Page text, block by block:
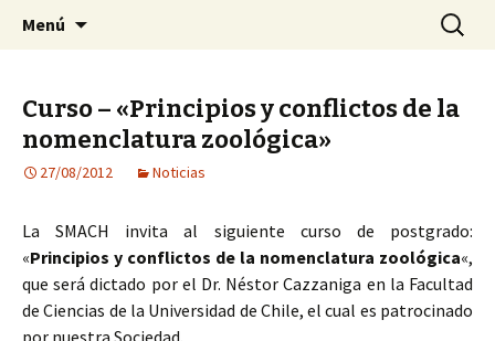
SMACH
Sociedad Malacológica de Chile
Menú Buscar:
Curso – «Principios y conflictos de la
nomenclatura zoológica»
27/08/2012 Noticias
La SMACH invita al siguiente curso de postgrado:
«Principios y conflictos de la nomenclatura zoológica«,
que será dictado por el Dr. Néstor Cazzaniga en la Facultad
de Ciencias de la Universidad de Chile, el cual es patrocinado
por nuestra Sociedad.